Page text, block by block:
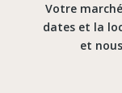
Votre
dates et la
et